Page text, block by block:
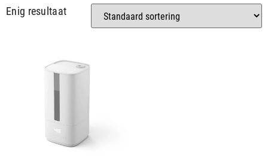
Enig resultaat